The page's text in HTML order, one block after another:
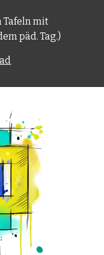
Tafeln mit
päd. Tag.)